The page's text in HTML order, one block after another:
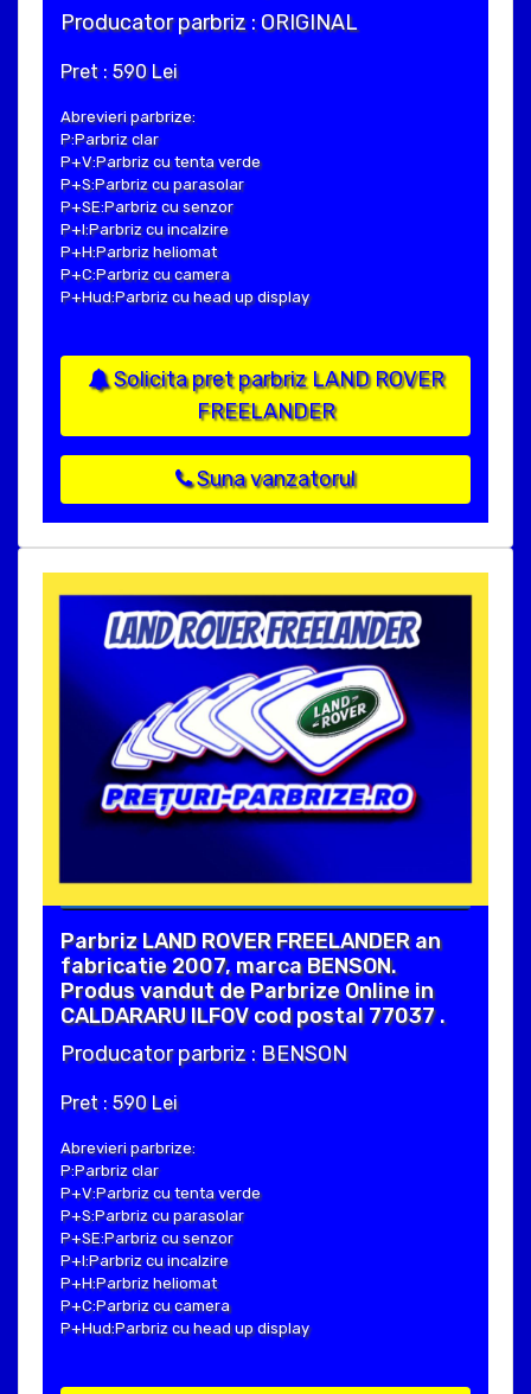
Producator parbriz : ORIGINAL
Pret : 590 Lei
Abrevieri parbrize:
P:Parbriz clar
P+V:Parbriz cu tenta verde
P+S:Parbriz cu parasolar
P+SE:Parbriz cu senzor
P+I:Parbriz cu incalzire
P+H:Parbriz heliomat
P+C:Parbriz cu camera
P+Hud:Parbriz cu head up display
Solicita pret parbriz LAND ROVER
FREELANDER
Suna vanzatorul
Parbriz LAND ROVER FREELANDER an
fabricatie 2007, marca BENSON.
Produs vandut de Parbrize Online in
CALDARARU ILFOV cod postal 77037 .
Producator parbriz : BENSON
Pret : 590 Lei
Abrevieri parbrize:
P:Parbriz clar
P+V:Parbriz cu tenta verde
P+S:Parbriz cu parasolar
P+SE:Parbriz cu senzor
P+I:Parbriz cu incalzire
P+H:Parbriz heliomat
P+C:Parbriz cu camera
P+Hud:Parbriz cu head up display